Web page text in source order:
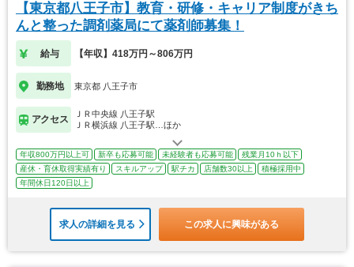
【東京都八王子市】教育・研修・キャリア制度がきち
んと整った調剤薬局にて薬剤師募集！
給与 【年収】418万円～806万円
勤務地 東京都 八王子市
アクセス
ＪＲ中央線 八王子駅
ＪＲ横浜線 八王子駅…ほか
年収800万円以上可 新卒も応募可能 未経験者も応募可能
残業月10ｈ以下
産休・育休取得実績有り
スキルアップ 駅チカ 店舗数30以上
積極採用中
年間休日120日以上
求人の詳細を見る この求人に興味がある